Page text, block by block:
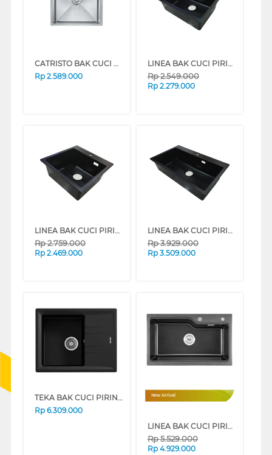
CATRISTO BAK CUCI PIRING KITCHEN SINK PLANAR4540
Rp 2.589.000
LINEA BAK CUCI PIRING KITCHEN SINK GRANDE1B45.45LG
Rp2.549.000
Rp 2.279.000
LINEA BAK CUCI PIRING KITCHEN SINK GRANDE1B55.45LG
Rp2.759.000
Rp 2.469.000
LINEA BAK CUCI PIRING KITCHEN SINK GRANDE1B75.45LG
Rp3.929.000
Rp 3.509.000
TEKA BAK CUCI PIRING KITCHEN SINK STONE451B1DBLACK
Rp 6.309.000
New Arrival
LINEA BAK CUCI PIRING KITCHEN SINK GRANDE1BPLUS_7545B
Rp5.529.000
Rp 4.929.000